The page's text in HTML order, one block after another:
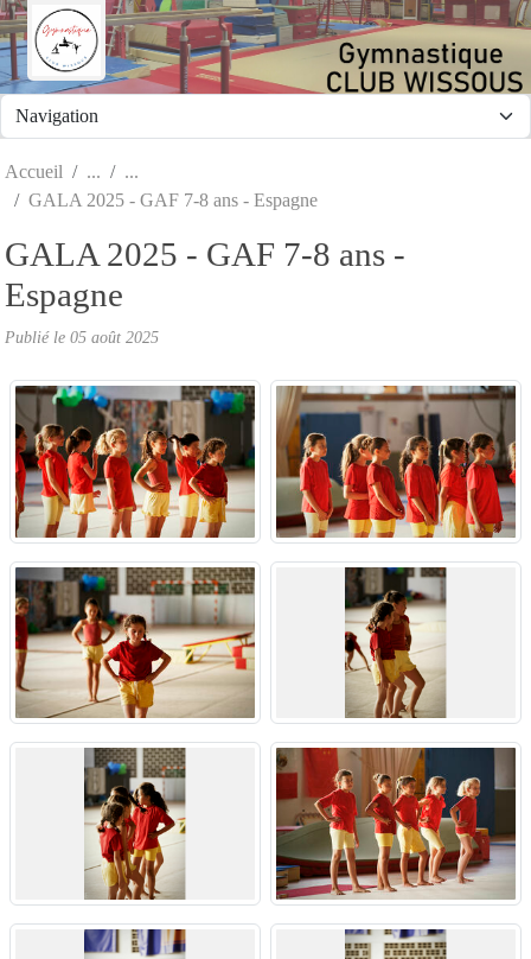
Accueil
GALA 2025 - GAF 7-8 ans - Espagne
GALA 2025 - GAF 7-8 ans -
Espagne
Publié le 05 août 2025
Panneau de gestion des cookies